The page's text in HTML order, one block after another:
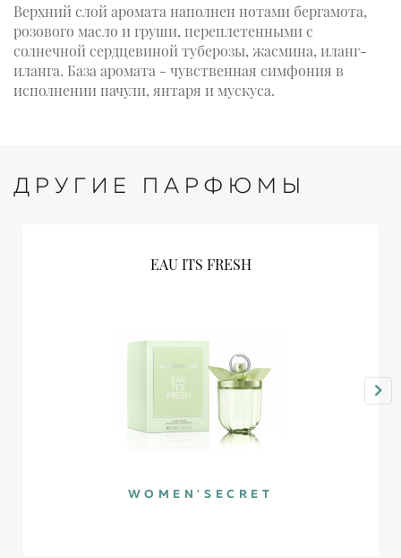
Верхний слой аромата наполнен нотами бергамота,
розового масло и груши, переплетенными с
солнечной сердцевиной туберозы, жасмина, иланг-
иланга. База аромата - чувственная симфония в
исполнении пачули, янтаря и мускуса.
ДРУГИЕ ПАРФЮМЫ
EAU ITS FRESH
WOMEN'SECRET